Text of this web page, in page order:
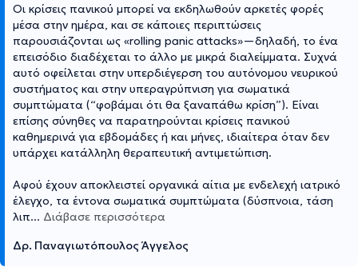
Οι κρίσεις πανικού μπορεί να εκδηλωθούν αρκετές φορές
μέσα στην ημέρα, και σε κάποιες περιπτώσεις
παρουσιάζονται ως «rolling panic attacks»—δηλαδή, το ένα
επεισόδιο διαδέχεται το άλλο με μικρά διαλείμματα. Συχνά
αυτό οφείλεται στην υπερδιέγερση του αυτόνομου νευρικού
συστήματος και στην υπεραγρύπνιση για σωματικά
συμπτώματα (“φοβάμαι ότι θα ξαναπάθω κρίση”). Είναι
επίσης σύνηθες να παρατηρούνται κρίσεις πανικού
καθημερινά για εβδομάδες ή και μήνες, ιδιαίτερα όταν δεν
υπάρχει κατάλληλη θεραπευτική αντιμετώπιση.
Αφού έχουν αποκλειστεί οργανικά αίτια με ενδελεχή ιατρικό
έλεγχο, τα έντονα σωματικά συμπτώματα (δύσπνοια, τάση
λιπ... Διάβασε περισσότερα
Δρ. Παναγιωτόπουλος Άγγελος